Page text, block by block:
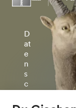
D
at
e
n
s
c